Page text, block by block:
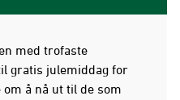
med trofaste
gratis julemiddag for
å nå ut til de som